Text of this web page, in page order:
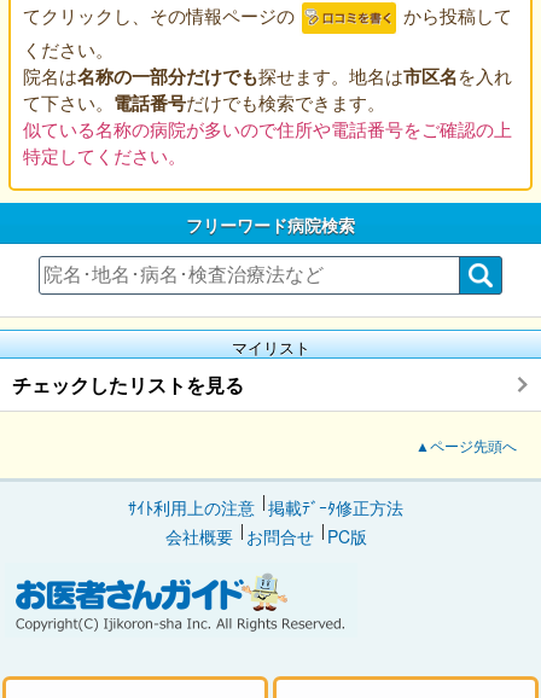
てクリックし、その情報ページの
から投稿して
ください。
院名は名称の一部分だけでも探せます。地名は市区名を入れ
て下さい。 電話番号だけでも検索できます。
似ている名称の病院が多いので住所や電話番号をご確認の上
特定してください。
フリーワード病院検索
マイリスト
チェックしたリストを見る
▲ページ先頭へ
ｻｲﾄ利用上の注意 掲載ﾃﾞｰﾀ修正方法
会社概要
お問合せ PC版